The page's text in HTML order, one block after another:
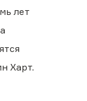
лет
Харт.